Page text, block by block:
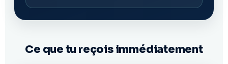
Ce que tu reçois immédiatement